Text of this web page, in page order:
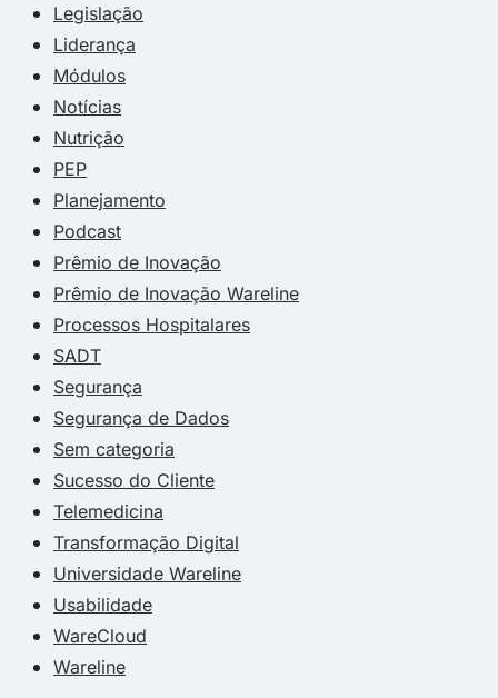
Legislação
Liderança
Módulos
Notícias
Nutrição
PEP
Planejamento
Podcast
Prêmio de Inovação
Prêmio de Inovação Wareline
Processos Hospitalares
SADT
Segurança
Segurança de Dados
Sem categoria
Sucesso do Cliente
Telemedicina
Transformação Digital
Universidade Wareline
Usabilidade
WareCloud
Wareline